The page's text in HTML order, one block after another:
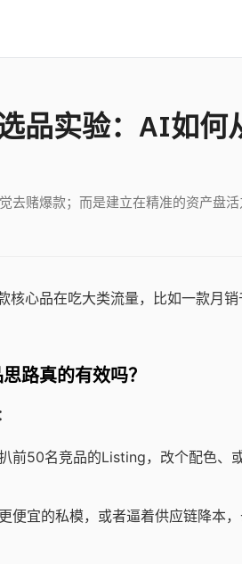
品实验：AI如何
去赌爆款；而是建立在精准的资产盘活
核心品在吃大类流量，比如一款月销
路真的有效吗？
前50名竞品的Listing，改个配色、
便宜的私模，或者逼着供应链降本